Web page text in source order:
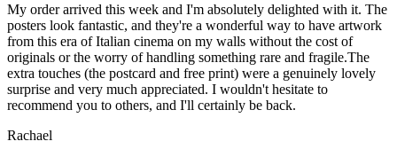
My order arrived this week and I'm absolutely delighted with it. The
posters look fantastic, and they're a wonderful way to have artwork
from this era of Italian cinema on my walls without the cost of
originals or the worry of handling something rare and fragile.The
extra touches (the postcard and free print) were a genuinely lovely
surprise and very much appreciated. I wouldn't hesitate to
recommend you to others, and I'll certainly be back.
Rachael